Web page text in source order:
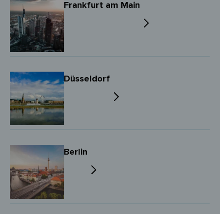
Frankfurt am Main
Düsseldorf
Berlin